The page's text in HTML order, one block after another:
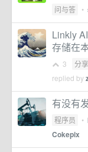
问与答 •
Linkly
存储在
3 分
replied by
有没有
程序员 •
Cokepix